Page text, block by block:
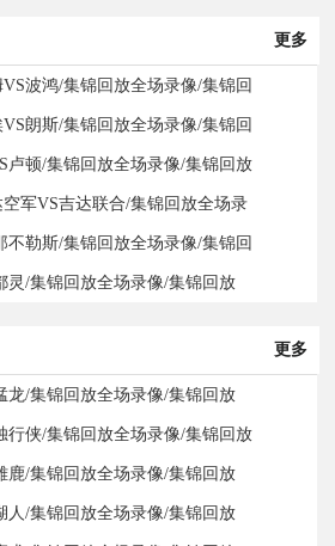
更多
波鸿/集锦回放全场录像/集锦回
朗斯/集锦回放全场录像/集锦回
卢顿/集锦回放全场录像/集锦回放
军VS吉达联合/集锦回放全场录
不勒斯/集锦回放全场录像/集锦回
灵/集锦回放全场录像/集锦回放
更多
龙/集锦回放全场录像/集锦回放
行侠/集锦回放全场录像/集锦回放
鹿/集锦回放全场录像/集锦回放
人/集锦回放全场录像/集锦回放